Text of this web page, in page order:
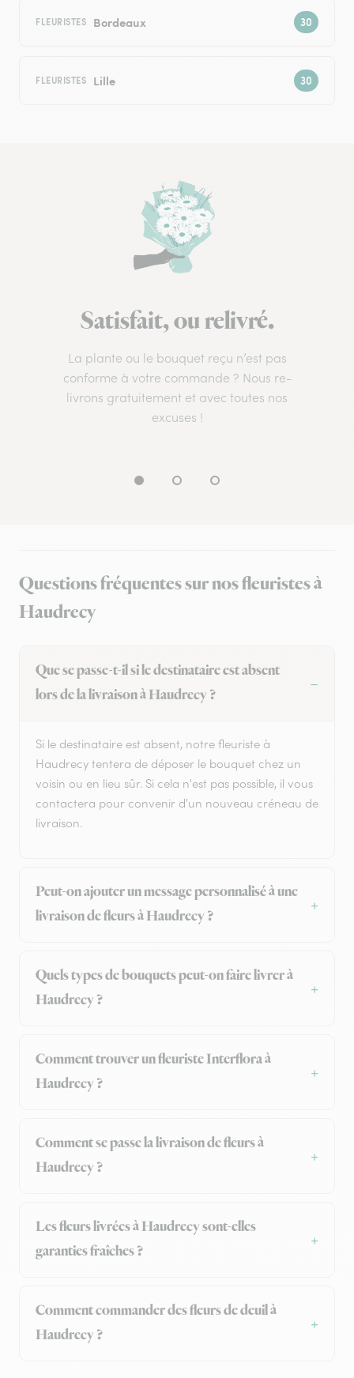
FLEURISTES Bordeaux
FLEURISTES Lille
Satisfait, ou relivré.
La plante ou le bouquet reçu n’est pas
conforme à votre commande ? Nous re-
livrons gratuitement et avec toutes nos
excuses !
Questions fréquentes sur nos fleuristes à
Haudrecy
Que se passe-t-il si le destinataire est absent
lors de la livraison à Haudrecy ?
Si le destinataire est absent, notre fleuriste à
Haudrecy tentera de déposer le bouquet chez un
voisin ou en lieu sûr. Si cela n'est pas possible, il vous
contactera pour convenir d'un nouveau créneau de
livraison.
Peut-on ajouter un message personnalisé à une
livraison de fleurs à Haudrecy ?
Quels types de bouquets peut-on faire livrer à
Haudrecy ?
Comment trouver un fleuriste Interflora à
Haudrecy ?
Comment se passe la livraison de fleurs à
Haudrecy ?
Les fleurs livrées à Haudrecy sont-elles
garanties fraîches ?
Comment commander des fleurs de deuil à
Haudrecy ?